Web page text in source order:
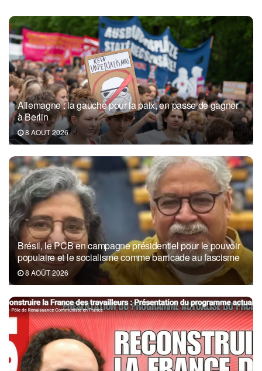
Allemagne : la gauche pour la paix, en passe de gagner
à Berlin
8 AOÛT 2026
Brésil, le PCB en campagne présidentiel pour le pouvoir
populaire et le socialisme comme barricade au fascisme
8 AOÛT 2026